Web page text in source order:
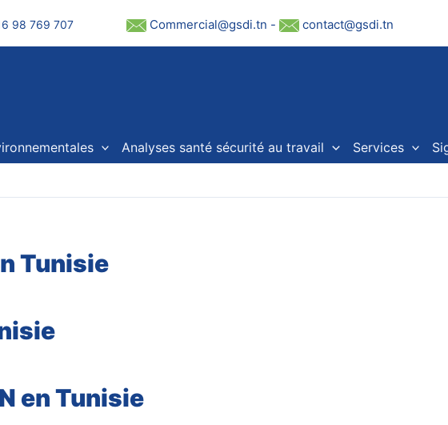
98 769 707 Commercial@gsdi.tn - contact@gsdi.tn
Analyses santé sécurité au travail Services
Tunisie
en Tunisie